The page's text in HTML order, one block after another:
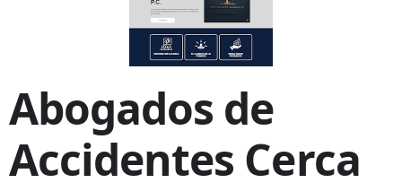
Abogados de
Accidentes Cerca